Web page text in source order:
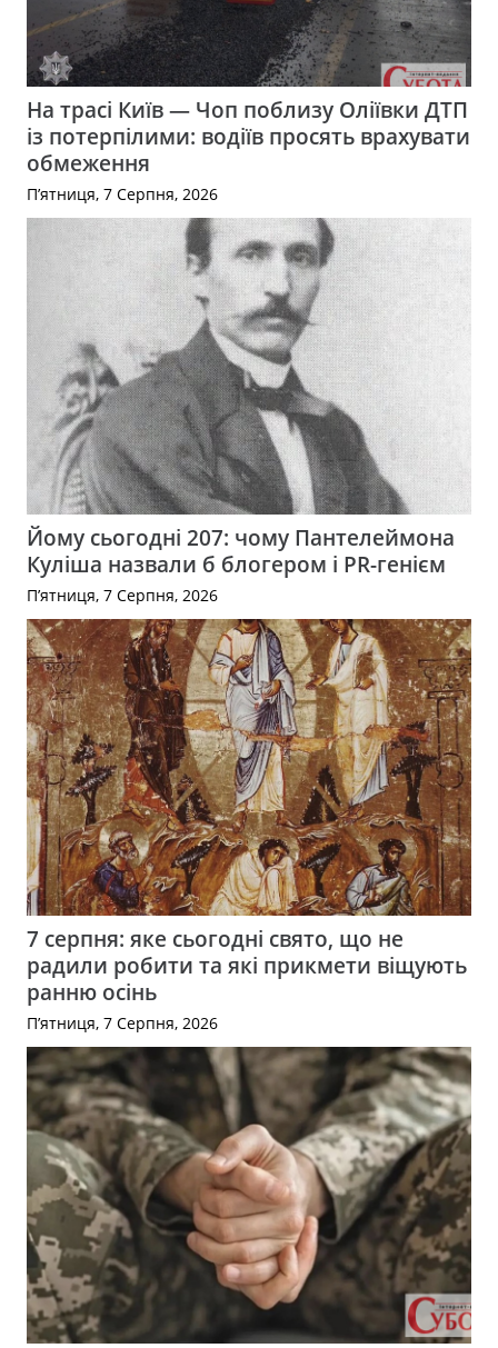
На трасі Київ — Чоп поблизу Оліївки ДТП
із потерпілими: водіїв просять врахувати
обмеження
П’ятниця, 7 Серпня, 2026
Йому сьогодні 207: чому Пантелеймона
Куліша назвали б блогером і PR-генієм
П’ятниця, 7 Серпня, 2026
7 серпня: яке сьогодні свято, що не
радили робити та які прикмети віщують
ранню осінь
П’ятниця, 7 Серпня, 2026